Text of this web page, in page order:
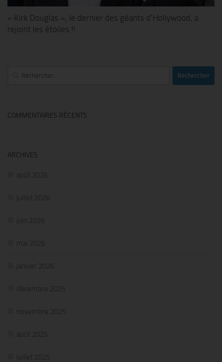
« Kirk Douglas », le dernier des géants d’Hollywood, a
rejoint les étoiles !!
Rechercher :
COMMENTAIRES RÉCENTS
ARCHIVES
août 2026
juillet 2026
juin 2026
mai 2026
janvier 2026
décembre 2025
novembre 2025
août 2025
juillet 2025